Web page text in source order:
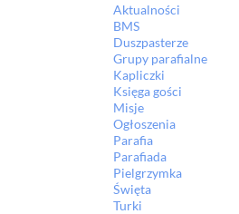
Aktualności
BMS
Duszpasterze
Grupy parafialne
Kapliczki
Księga gości
Misje
Ogłoszenia
Parafia
Parafiada
Pielgrzymka
Święta
Turki